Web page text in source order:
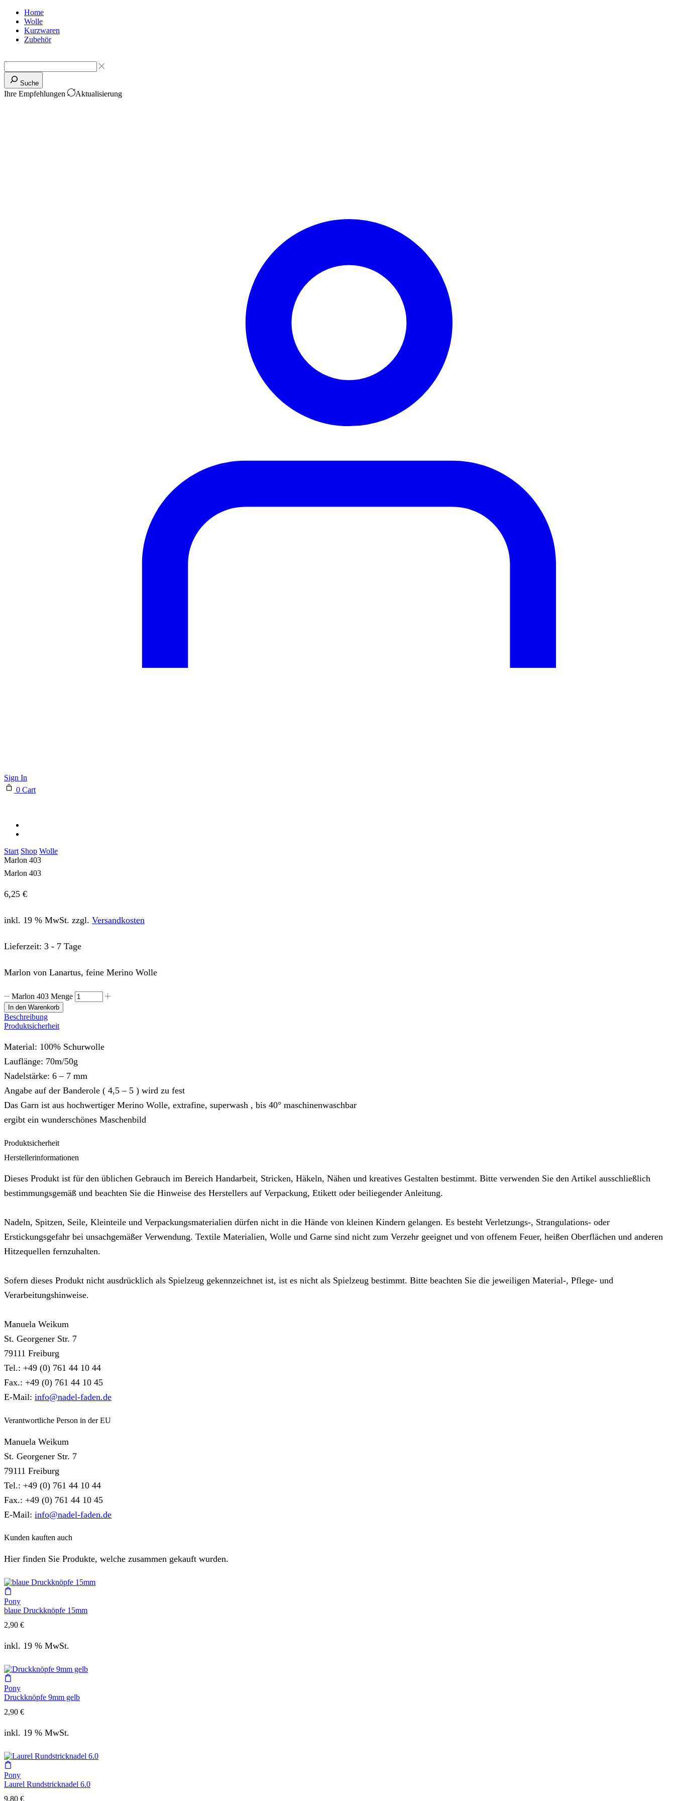
Home
Wolle
Kurzwaren
Zubehör
Suche
Ihre Empfehlungen Aktualisierung
Sign In
0 Cart
Start Shop Wolle
Marlon 403
Marlon 403
6,25 €
inkl. 19 % MwSt. zzgl. Versandkosten
Lieferzeit: 3 - 7 Tage
Marlon von Lanartus, feine Merino Wolle
Marlon 403 Menge
In den Warenkorb
Beschreibung
Produktsicherheit
Material: 100% Schurwolle
Lauflänge: 70m/50g
Nadelstärke: 6 – 7 mm
Angabe auf der Banderole ( 4,5 – 5 ) wird zu fest
Das Garn ist aus hochwertiger Merino Wolle, extrafine, superwash , bis 40° maschinenwaschbar
ergibt ein wunderschönes Maschenbild
Produktsicherheit
Herstellerinformationen
Dieses Produkt ist für den üblichen Gebrauch im Bereich Handarbeit, Stricken, Häkeln, Nähen und kreatives Gestalten bestimmt. Bitte verwenden Sie den Artikel ausschließlich
bestimmungsgemäß und beachten Sie die Hinweise des Herstellers auf Verpackung, Etikett oder beiliegender Anleitung.
Nadeln, Spitzen, Seile, Kleinteile und Verpackungsmaterialien dürfen nicht in die Hände von kleinen Kindern gelangen. Es besteht Verletzungs-, Strangulations- oder
Erstickungsgefahr bei unsachgemäßer Verwendung. Textile Materialien, Wolle und Garne sind nicht zum Verzehr geeignet und von offenem Feuer, heißen Oberflächen und anderen
Hitzequellen fernzuhalten.
Sofern dieses Produkt nicht ausdrücklich als Spielzeug gekennzeichnet ist, ist es nicht als Spielzeug bestimmt. Bitte beachten Sie die jeweiligen Material-, Pflege- und
Verarbeitungshinweise.
Manuela Weikum
St. Georgener Str. 7
79111 Freiburg
Tel.: +49 (0) 761 44 10 44
Fax.: +49 (0) 761 44 10 45
E-Mail: info@nadel-faden.de
Verantwortliche Person in der EU
Manuela Weikum
St. Georgener Str. 7
79111 Freiburg
Tel.: +49 (0) 761 44 10 44
Fax.: +49 (0) 761 44 10 45
E-Mail: info@nadel-faden.de
Kunden kauften auch
Hier finden Sie Produkte, welche zusammen gekauft wurden.
Pony
blaue Druckknöpfe 15mm
2,90 €
inkl. 19 % MwSt.
Pony
Druckknöpfe 9mm gelb
2,90 €
inkl. 19 % MwSt.
Pony
Laurel Rundstricknadel 6.0
9,80 €